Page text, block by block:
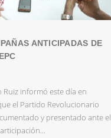
ANTICIPADAS DE
informó este día en
el Partido Revolucionario
y presentado ante el